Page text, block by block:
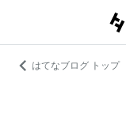
はてなブログ トップ